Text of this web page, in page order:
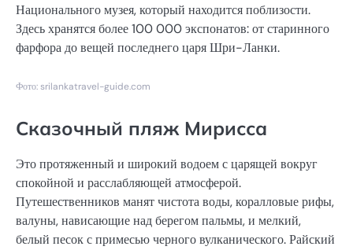
Национального музея, который находится поблизости.
Здесь хранятся более 100 000 экспонатов: от старинного
фарфора до вещей последнего царя Шри-Ланки.
Фото: srilankatravel-guide.com
Сказочный пляж Мирисса
Это протяженный и широкий водоем с царящей вокруг
спокойной и расслабляющей атмосферой.
Путешественников манят чистота воды, коралловые рифы,
валуны, нависающие над берегом пальмы, и мелкий,
белый песок с примесью черного вулканического. Райский